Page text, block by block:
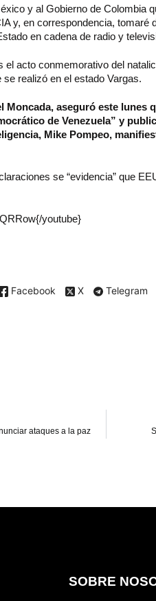
y al Gobierno de Colombia
y, en correspondencia,
en cadena de radio y
el acto conmemorativo del
realizó en el estado Vargas.
Moncada, aseguró este lunes
de Venezuela” y
Mike Pompeo,
se “evidencia” que
youtube}
Facebook X Telegram
ataques a la paz
SOBRE